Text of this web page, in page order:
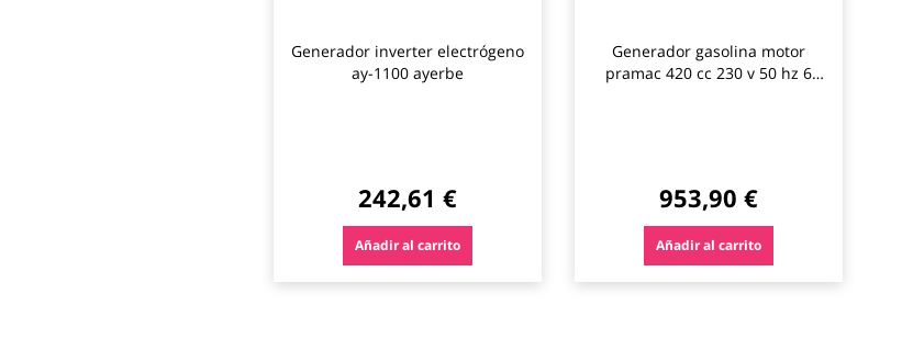
Generador inverter electrógeno
ay-1100 ayerbe
242,61 €
Añadir al carrito
Generador gasolina motor
pramac 420 cc 230 v 50 hz 6
953,90 €
Añadir al carrito